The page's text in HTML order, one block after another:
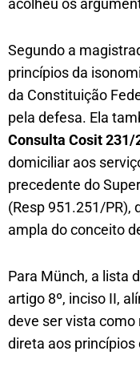
acolheu os
Segundo a
princípios da
da Constituição
pela defesa. Ela
Consulta Cosit 231/
domiciliar aos
precedente do
(Resp 951.251/PR),
ampla do conceito
Para Münch, a lista
artigo 8º, inciso II,
deve ser vista
direta aos